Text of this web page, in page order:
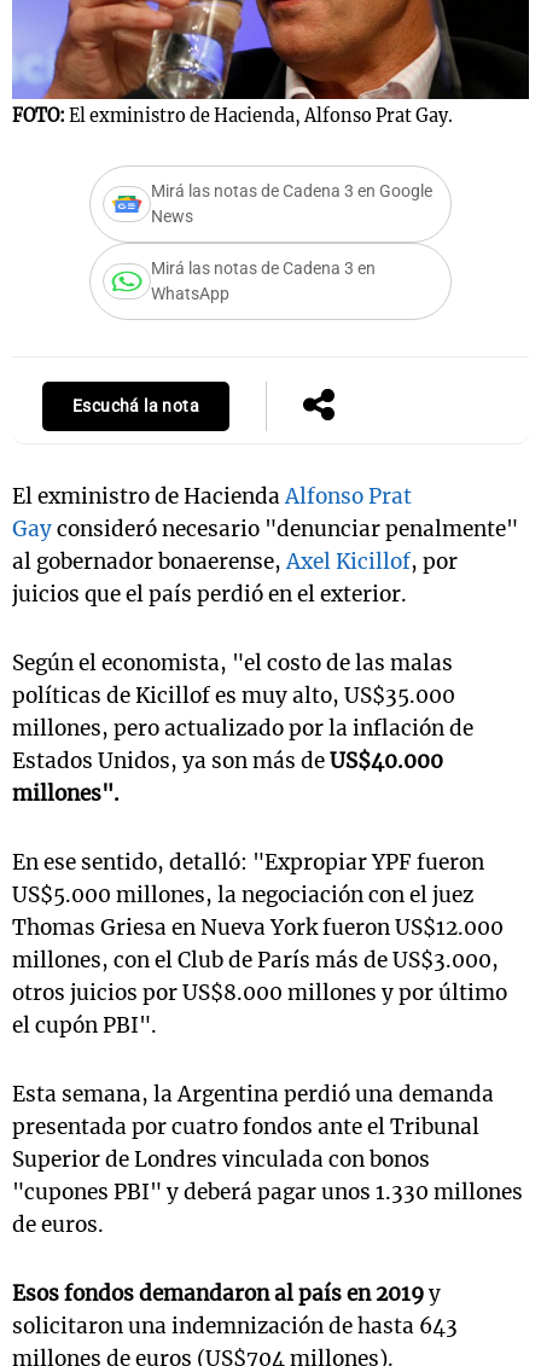
FOTO: El exministro de Hacienda, Alfonso Prat Gay.
Mirá las notas de Cadena 3 en Google
News
Mirá las notas de Cadena 3 en
WhatsApp
Escuchá la nota
El exministro de HaciendaAlfonso Prat
Gayconsideró necesario "denunciar penalmente"
al gobernador bonaerense,Axel Kicillof, por
juicios que el país perdió en el exterior.
Según el economista, "el costo de las malas
políticas de Kicillof es muy alto, US$35.000
millones, pero actualizado por la inflación de
Estados Unidos, ya son más deUS$40.000
millones".
En ese sentido, detalló: "Expropiar YPF fueron
US$5.000 millones, la negociación con el juez
Thomas Griesa en Nueva York fueron US$12.000
millones, con el Club de París más de US$3.000,
otros juicios por US$8.000 millones y por último
el cupón PBI".
Esta semana, la Argentina perdió una demanda
presentada por cuatro fondos ante el Tribunal
Superior de Londres vinculada con bonos
"cupones PBI" y deberá pagar unos 1.330 millones
de euros.
Esos fondos demandaron al país en 2019y
solicitaron una indemnización de hasta 643
millones de euros (US$704 millones).
Mundial 2026
Notas
La Sole en
Cadena 3